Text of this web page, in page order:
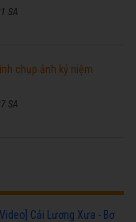
SA
chụp ảnh kỷ niệm
SA
Video] Cải Lương Xưa - Bơ